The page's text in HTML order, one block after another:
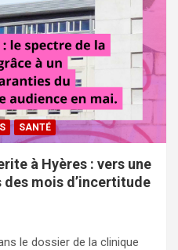
SANTÉ
à Hyères : vers une
des mois d’incertitude
le dossier de la clinique